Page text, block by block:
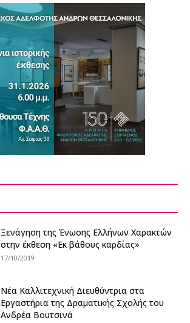
Ξενάγηση της Ένωσης Ελλήνων Χαρακτών
στην έκθεση «Εκ βάθους καρδίας»
17/10/2019
Νέα Καλλιτεχνική Διευθύντρια στα
Εργαστήρια της Δραματικής Σχολής του
Ανδρέα Βουτσινά